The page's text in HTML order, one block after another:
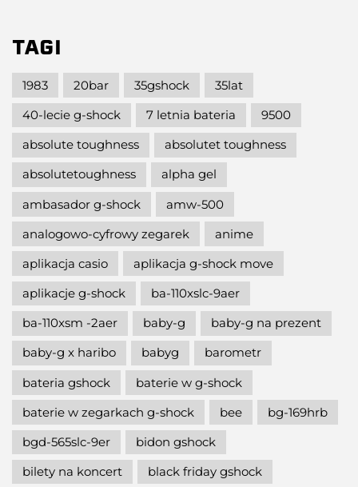
TAGI
1983 20bar 35gshock
35lat
40-lecie g-shock
7 letnia bateria
9500
absolute toughness
absolutet toughness
absolutetoughness
alpha gel
ambasador g-shock
amw-500
analogowo-cyfrowy zegarek
anime
aplikacja casio
aplikacja g-shock move
aplikacje g-shock
ba-110xslc-9aer
ba-110xsm -2aer
baby-g
baby-g na prezent
baby-g x haribo
babyg
barometr
bateria gshock
baterie w g-shock
baterie w zegarkach g-shock
bee
bg-169hrb
bgd-565slc-9er
bidon gshock
bilety na koncert
black friday gshock